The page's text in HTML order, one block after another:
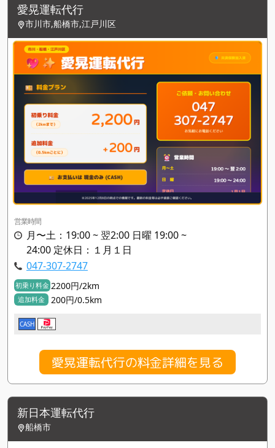
愛晃運転代行
市川市,船橋市,江戸川区
営業時間
月〜土：19:00 ~ 翌2:00 日曜 19:00 ~
24:00 定休日：１月１日
047-307-2747
初乗り料金 2200円/2km
追加料金 200円/0.5km
CASH
愛晃運転代行の料金詳細を見る
新日本運転代行
船橋市